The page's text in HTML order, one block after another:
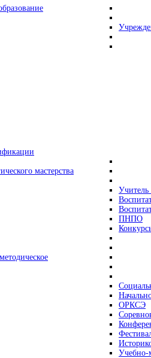
мастерства
Учитель
ПНПО
ОРКСЭ
Учебно-